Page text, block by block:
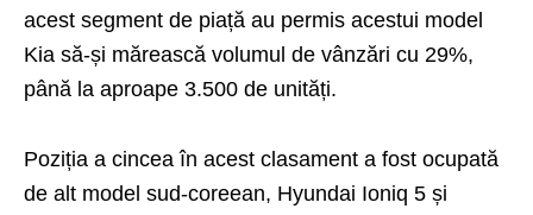
acest segment de piață au permis acestui model
Kia să-și mărească volumul de vânzări cu 29%,
până la aproape 3.500 de unități.
Poziția a cincea în acest clasament a fost ocupată
de alt model sud-coreean, Hyundai Ioniq 5 și